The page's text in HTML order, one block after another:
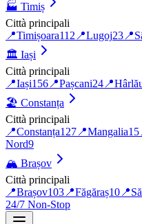
🏭 Timiș
Città principali
📍Timișoara112 📍Lugoj23 📍
🏛️ Iași
Città principali
📍Iași156 📍Pașcani24 📍
🏖️ Constanța
Città principali
📍Constanța127 📍Mangalia15
Nord9
🏔️ Brașov
Città principali
📍Brașov103 📍Făgăraș10 📍
24/7 Non-Stop